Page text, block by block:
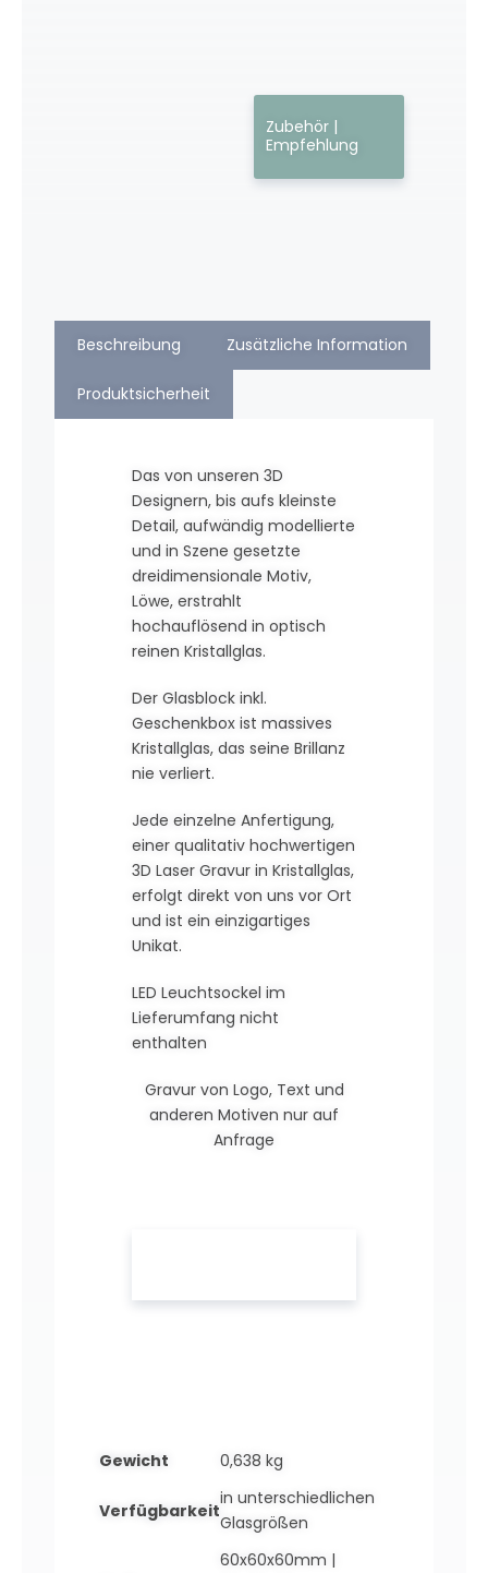
Zubehör |
Empfehlung
Beschreibung Zusätzliche Information
Produktsicherheit
Das von unseren 3D
Designern, bis aufs kleinste
Detail, aufwändig modellierte
und in Szene gesetzte
dreidimensionale Motiv,
Löwe, erstrahlt
hochauflösend in optisch
reinen Kristallglas.
Der Glasblock inkl.
Geschenkbox ist massives
Kristallglas, das seine Brillanz
nie verliert.
Jede einzelne Anfertigung,
einer qualitativ hochwertigen
3D Laser Gravur in Kristallglas,
erfolgt direkt von uns vor Ort
und ist ein einzigartiges
Unikat.
LED Leuchtsockel im
Lieferumfang nicht
enthalten
Gravur von Logo, Text und
anderen Motiven nur auf
Anfrage
Gewicht 0,638 kg
Verfügbarkeit
in unterschiedlichen
Glasgrößen
60x60x60mm |